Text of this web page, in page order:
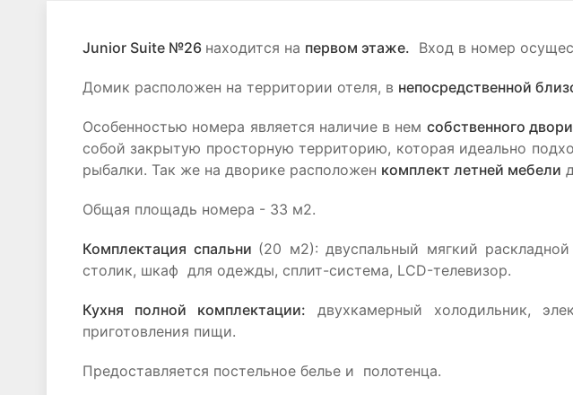
Junior Suite №26 находится на первом этаже. Вход в номер
Домик расположен на территории отеля, в непосредственной
Особенностью номера является наличие в нем собственного
собой закрытую просторную территорию, которая идеально
рыбалки. Так же на дворике расположен комплект летней мебели
Общая площадь номера - 33 м2.
Комплектация спальни (20 м2): двуспальный мягкий
столик, шкаф для одежды, сплит-система, LCD-телевизор.
Кухня полной комплектации: двухкамерный холодильник,
приготовления пищи.
Предоставляется постельное белье и полотенца.